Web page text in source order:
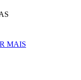
MAIS